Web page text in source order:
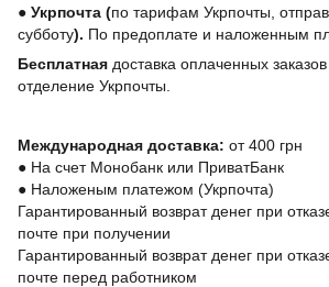
● Укрпочта (по тарифам Укрпочты,
субботу). По предоплате и наложенным
Бесплатная доставка оплаченных
отделение Укрпочты.
Международная доставка: от 400 грн
● На счет Монобанк или ПриватБанк
● Наложеным платежом (Укрпочта)
Гарантированный возврат денег при
почте при получении
Гарантированный возврат денег при
почте перед работником